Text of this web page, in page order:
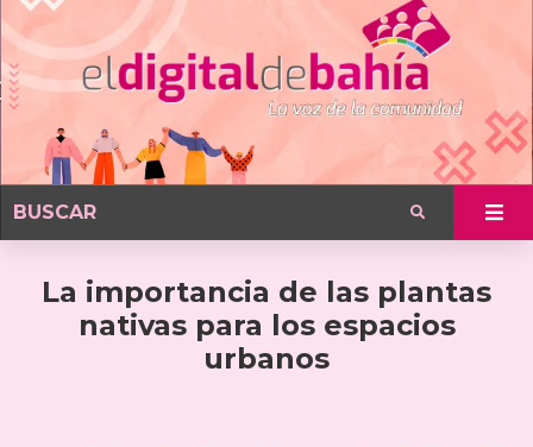
La importancia de las plantas
nativas para los espacios
urbanos